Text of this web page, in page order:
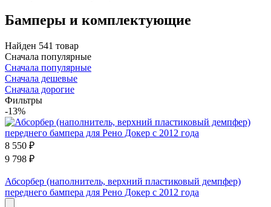
Бамперы и комплектующие
Найден 541 товар
Сначала популярные
Сначала популярные
Сначала дешевые
Сначала дорогие
Фильтры
-13%
8 550 ₽
9 798 ₽
Абсорбер (наполнитель, верхний пластиковый демпфер)
переднего бампера для Рено Докер с 2012 года